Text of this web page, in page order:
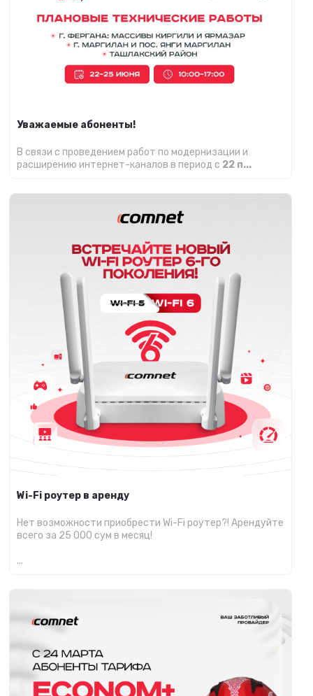
Уважаемые абоненты!
В связи с проведением работ по модернизации и
расширению интернет-каналов в период с 22 п...
Wi-Fi роутер в аренду
Нет возможности приобрести Wi-Fi роутер?! Арендуйте
всего за 25 000 сум в месяц!
...